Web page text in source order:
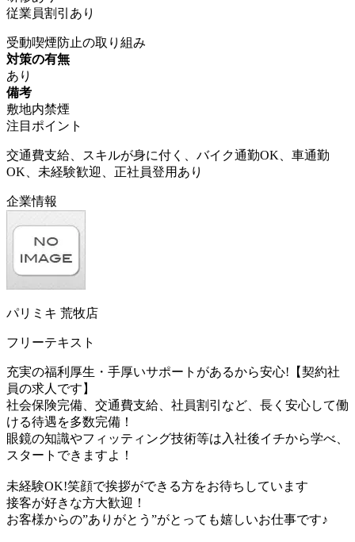
従業員割引あり
受動喫煙防止の取り組み
対策の有無
あり
備考
敷地内禁煙
注目ポイント
交通費支給、スキルが身に付く、バイク通勤OK、車通勤
OK、未経験歓迎、正社員登用あり
企業情報
パリミキ 荒牧店
フリーテキスト
充実の福利厚生・手厚いサポートがあるから安心!【契約社
員の求人です】
社会保険完備、交通費支給、社員割引など、長く安心して働
ける待遇を多数完備！
眼鏡の知識やフィッティング技術等は入社後イチから学べ、
スタートできますよ！
未経験OK!笑顔で挨拶ができる方をお待ちしています
接客が好きな方大歓迎！
お客様からの”ありがとう”がとっても嬉しいお仕事です♪